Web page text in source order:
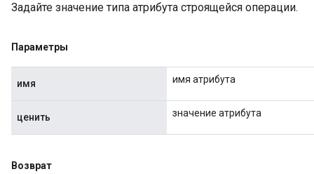
Задайте значение типа атрибута строящейся операции.
Параметры
имя имя атрибута
ценить значение атрибута
Возврат